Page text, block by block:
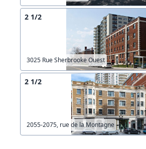
2 1/2
3025 Rue Sherbrooke Ouest
2 1/2
2055-2075, rue de la Montagne